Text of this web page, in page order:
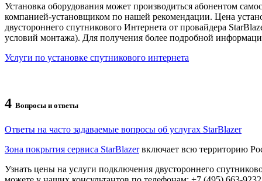
Установка оборудования может производиться абонентом
компанией-установщиком по нашей рекомендации. Цена
двустороннего спутникового Интернета от провайдера
условий монтажа). Для получения более подробной
Услуги по установке спутникового интернета
4 Вопросы и ответы
Ответы на часто задаваемые вопросы об услугах StarBlazer
Зона покрытия сервиса StarBlazerвключает всю территорию
Узнать цены на услуги подключения двустороннего